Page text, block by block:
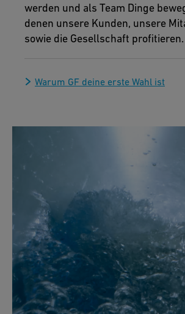
werden und als Team Dinge
denen unsere Kunden, unsere
sowie die Gesellschaft profitieren.
Warum GF deine erste Wahl ist